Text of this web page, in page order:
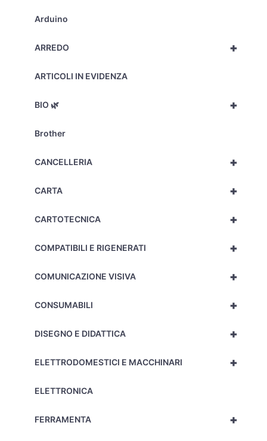
Arduino
+
ARREDO
ARTICOLI IN EVIDENZA
+
BIO 🌿
Brother
+
CANCELLERIA
+
CARTA
+
CARTOTECNICA
+
COMPATIBILI E RIGENERATI
+
COMUNICAZIONE VISIVA
+
CONSUMABILI
+
DISEGNO E DIDATTICA
+
ELETTRODOMESTICI E MACCHINARI
ELETTRONICA
+
FERRAMENTA